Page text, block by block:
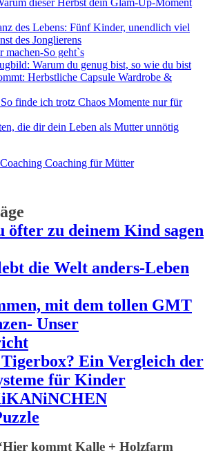
dieser Herbst dein Glam-Up-Moment
des Lebens: Fünf Kinder, unendlich viel
des Jonglierens
machen-So geht`s
Warum du genug bist, so wie du bist
Herbstliche Capsule Wardrobe &
finde ich trotz Chaos Momente nur für
die dir dein Leben als Mutter unnötig
öfter zu deinem Kind sagen
die Welt anders-Leben
mit dem tollen GMT
Unser
Ein Vergleich der
für Kinder
kommt Kalle + Holzfarm